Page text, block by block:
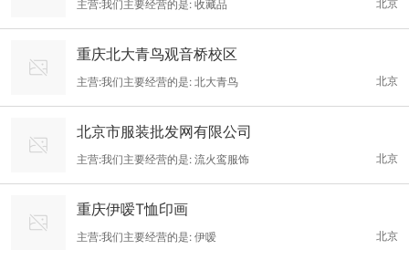
及其相关领域的生产技术的研究与开发，不断提升产品品质，积累
北京
主营:我们主要经营的是: 收藏品
重庆北大青鸟观音桥校区
北京
主营:我们主要经营的是: 北大青鸟
北京市服装批发网有限公司
北京
主营:我们主要经营的是: 流火鸾服饰
重庆伊嗳T恤印画
北京
主营:我们主要经营的是: 伊嗳